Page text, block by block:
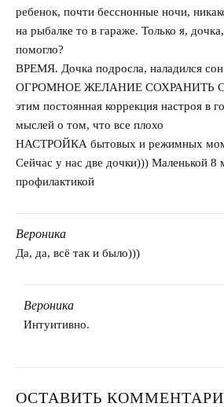
ребенок, почти бесснонные ночи,
на рыбалке то в гараже. Только я,
помогло?
ВРЕМЯ. Дочка подросла, наладился сон
ОГРОМНОЕ ЖЕЛАНИЕ СОХРАНИТЬ
этим постоянная коррекция настроя в
мыслей о том, что все плохо
НАСТРОЙКА бытовых и режимных
Сейчас у нас две дочки))) Маленькой 8
профилактикой
Вероника
говорит:
Да, да, всё так и было)))
Вероника
говорит:
Интуитивно.
ОСТАВИТЬ